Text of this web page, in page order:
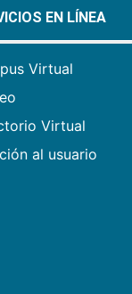
EN LÍNEA
Virtual
Virtual
al usuario